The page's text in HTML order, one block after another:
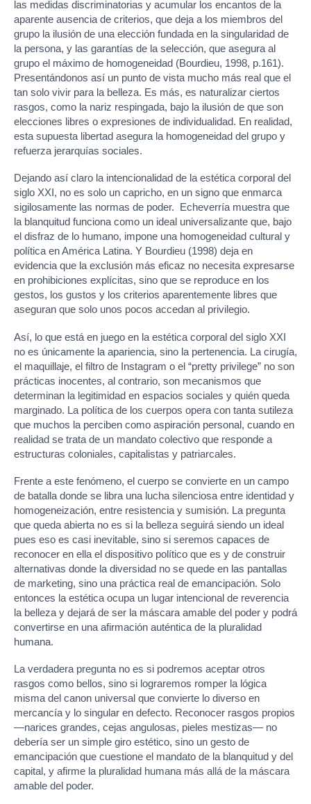
las medidas discriminatorias y acumular los encantos de la
aparente ausencia de criterios, que deja a los miembros del
grupo la ilusión de una elección fundada en la singularidad de
la persona, y las garantías de la selección, que asegura al
grupo el máximo de homogeneidad (Bourdieu, 1998, p.161).
Presentándonos así un punto de vista mucho más real que el
tan solo vivir para la belleza. Es más, es naturalizar ciertos
rasgos, como la nariz respingada, bajo la ilusión de que son
elecciones libres o expresiones de individualidad. En realidad,
esta supuesta libertad asegura la homogeneidad del grupo y
refuerza jerarquías sociales.
Dejando así claro la intencionalidad de la estética corporal del
siglo XXI, no es solo un capricho, en un signo que enmarca
sigilosamente las normas de poder. Echeverría muestra que
la blanquitud funciona como un ideal universalizante que, bajo
el disfraz de lo humano, impone una homogeneidad cultural y
política en América Latina. Y Bourdieu (1998) deja en
evidencia que la exclusión más eficaz no necesita expresarse
en prohibiciones explícitas, sino que se reproduce en los
gestos, los gustos y los criterios aparentemente libres que
aseguran que solo unos pocos accedan al privilegio.
Así, lo que está en juego en la estética corporal del siglo XXI
no es únicamente la apariencia, sino la pertenencia. La cirugía,
el maquillaje, el filtro de Instagram o el “pretty privilege” no son
prácticas inocentes, al contrario, son mecanismos que
determinan la legitimidad en espacios sociales y quién queda
marginado. La política de los cuerpos opera con tanta sutileza
que muchos la perciben como aspiración personal, cuando en
realidad se trata de un mandato colectivo que responde a
estructuras coloniales, capitalistas y patriarcales.
Frente a este fenómeno, el cuerpo se convierte en un campo
de batalla donde se libra una lucha silenciosa entre identidad y
homogeneización, entre resistencia y sumisión. La pregunta
que queda abierta no es si la belleza seguirá siendo un ideal
pues eso es casi inevitable, sino si seremos capaces de
reconocer en ella el dispositivo político que es y de construir
alternativas donde la diversidad no se quede en las pantallas
de marketing, sino una práctica real de emancipación. Solo
entonces la estética ocupa un lugar intencional de reverencia
la belleza y dejará de ser la máscara amable del poder y podrá
convertirse en una afirmación auténtica de la pluralidad
humana.
La verdadera pregunta no es si podremos aceptar otros
rasgos como bellos, sino si lograremos romper la lógica
misma del canon universal que convierte lo diverso en
mercancía y lo singular en defecto. Reconocer rasgos propios
—narices grandes, cejas angulosas, pieles mestizas— no
debería ser un simple giro estético, sino un gesto de
emancipación que cuestione el mandato de la blanquitud y del
capital, y afirme la pluralidad humana más allá de la máscara
amable del poder.